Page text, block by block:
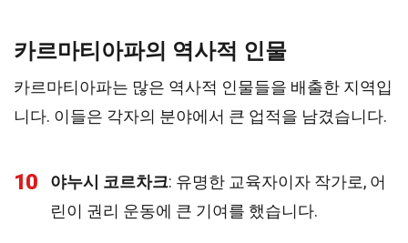
카르마티아파의 역사적 인물
카르마티아파는 많은 역사적 인물들을 배출한 지역입
니다. 이들은 각자의 분야에서 큰 업적을 남겼습니다.
10 야누시 코르차크: 유명한 교육자이자 작가로, 어
린이 권리 운동에 큰 기여를 했습니다.